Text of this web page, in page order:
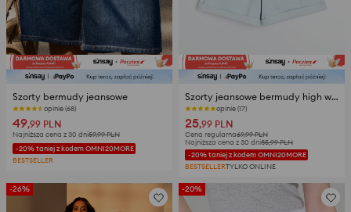
Szorty bermudy jeansowe
opinie (68)
49,99 PLN
Najniższa cena z 30 dni59,99PLN
-20% taniej z kodem OMNI20MORE
BESTSELLER
Szorty jeansowe bermudy high waist z zakładkami
opinie (17)
25,99 PLN
Cena regularna69,99PLN
Najniższa cena z 30 dni35,99PLN
-20% taniej z kodem OMNI20MORE
BESTSELLERTYLKO ONLINE
-26% -20%